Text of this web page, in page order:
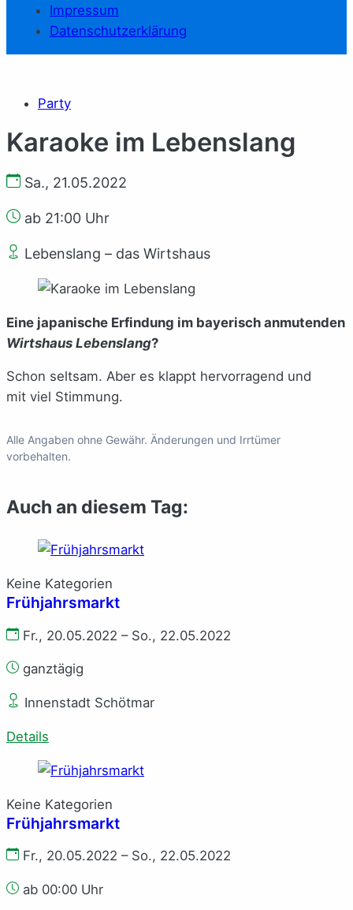
Impressum
Datenschutzerklärung
Party
Karaoke im Lebenslang
Sa., 21.05.2022
ab 21:00 Uhr
Lebenslang – das Wirtshaus
Eine japanische Erfindung im bayerisch anmutenden
Wirtshaus Lebenslang?
Schon seltsam. Aber es klappt hervorragend und
mit viel Stimmung.
Alle Angaben ohne Gewähr. Änderungen und Irrtümer
vorbehalten.
Auch an diesem Tag:
Keine Kategorien
Frühjahrsmarkt
Fr., 20.05.2022 – So., 22.05.2022
ganztägig
Innenstadt Schötmar
Details
Keine Kategorien
Frühjahrsmarkt
Fr., 20.05.2022 – So., 22.05.2022
ab 00:00 Uhr